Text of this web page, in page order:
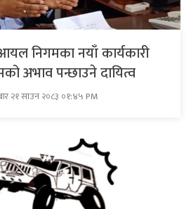
निगमका नयाँ कार्यकारी
अभाव पन्छाउने दायित्व
२१ साउन २०८३ ०१:४५ PM